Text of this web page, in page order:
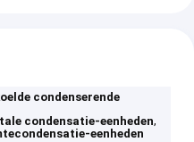
condenserende
condensatie-eenheden,
eenheden